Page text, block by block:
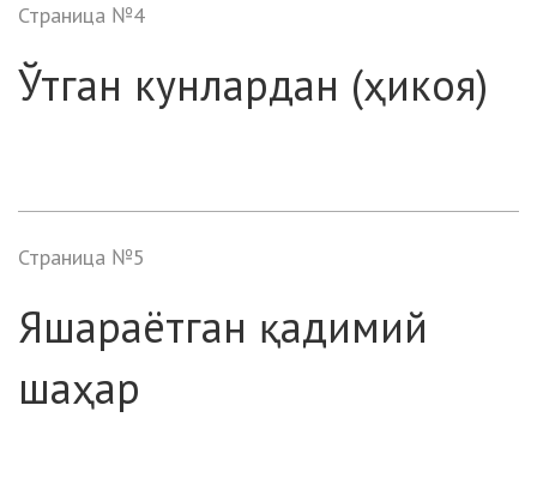
Страница №4
Ўтган кунлардан (ҳикоя)
Страница №5
Яшараётган қадимий
шаҳар